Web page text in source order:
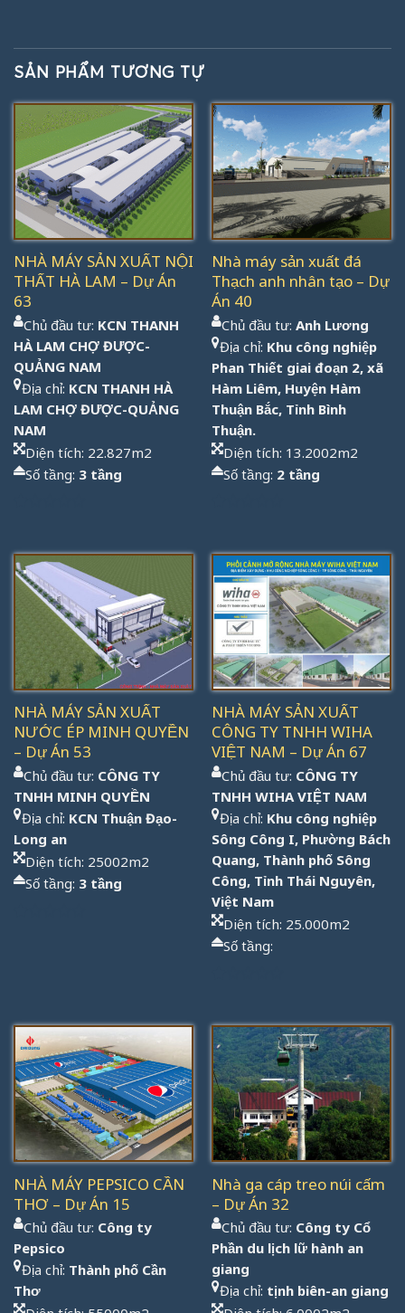
SẢN PHẨM TƯƠNG TỰ
NHÀ MÁY SẢN XUẤT NỘI
THẤT HÀ LAM – Dự Án
63
Chủ đầu tư: KCN THANH
HÀ LAM CHỢ ĐƯỢC-
QUẢNG NAM
Địa chỉ: KCN THANH HÀ
LAM CHỢ ĐƯỢC-QUẢNG
NAM
Diện tích: 22.827m2
Số tầng: 3 tầng
hạng
1.00
5
sao
Nhà máy sản xuất đá
Thạch anh nhân tạo – Dự
Án 40
Chủ đầu tư: Anh Lương
Địa chỉ: Khu công nghiệp
Phan Thiết giai đoạn 2, xã
Hàm Liêm, Huyện Hàm
Thuận Bắc, Tỉnh Bình
Thuận.
Diện tích: 13.2002m2
Số tầng: 2 tầng
hạng
1.00
5
sao
NHÀ MÁY SẢN XUẤT
NƯỚC ÉP MINH QUYỀN
– Dự Án 53
Chủ đầu tư: CÔNG TY
TNHH MINH QUYỀN
Địa chỉ: KCN Thuận Đạo-
Long an
Diện tích: 25002m2
Số tầng: 3 tầng
NHÀ MÁY SẢN XUẤT
CÔNG TY TNHH WIHA
VIỆT NAM – Dự Án 67
Chủ đầu tư: CÔNG TY
TNHH WIHA VIỆT NAM
Địa chỉ: Khu công nghiệp
Sông Công I, Phường Bách
Quang, Thành phố Sông
Công, Tỉnh Thái Nguyên,
Việt Nam
Diện tích: 25.000m2
Số tầng:
hạng
1.00
5
sao
NHÀ MÁY PEPSICO CẦN
THƠ – Dự Án 15
Chủ đầu tư: Công ty
Pepsico
Địa chỉ: Thành phố Cần
Thơ
Nhà ga cáp treo núi cấm
– Dự Án 32
Chủ đầu tư: Công ty Cổ
Phần du lịch lữ hành an
giang
Địa chỉ: tịnh biên-an giang